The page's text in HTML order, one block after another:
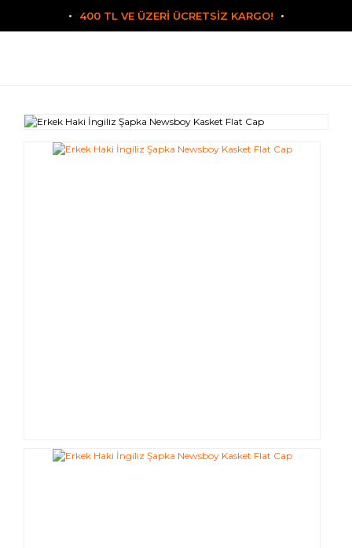
400 TL VE ÜZERİ ÜCRETSİZ KARGO!